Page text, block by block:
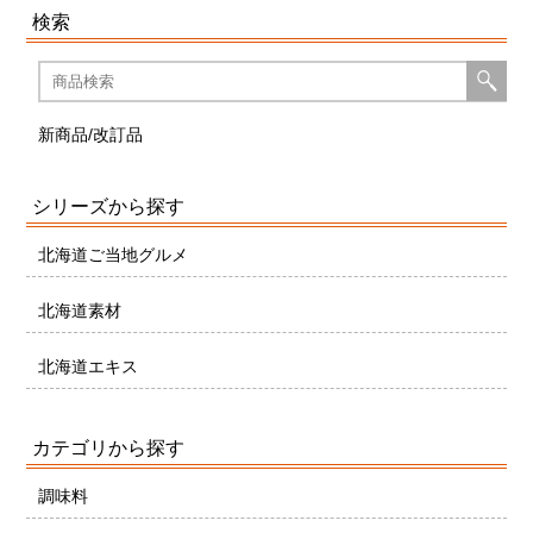
検索
新商品/改訂品
シリーズから探す
北海道ご当地グルメ
北海道素材
北海道エキス
カテゴリから探す
調味料